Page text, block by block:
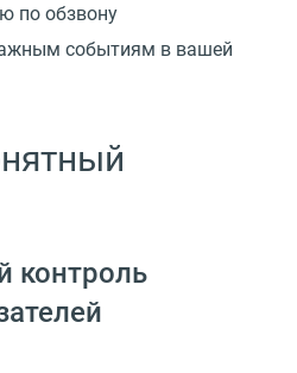
по обзвону
событиям в вашей
контроль